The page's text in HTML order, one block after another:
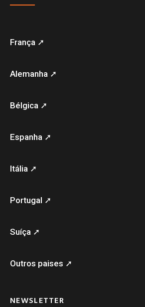
França ➚
Alemanha ➚
Bélgica ➚
Espanha ➚
Itália ➚
Portugal ➚
Suíça ➚
Outros paises ➚
NEWSLETTER